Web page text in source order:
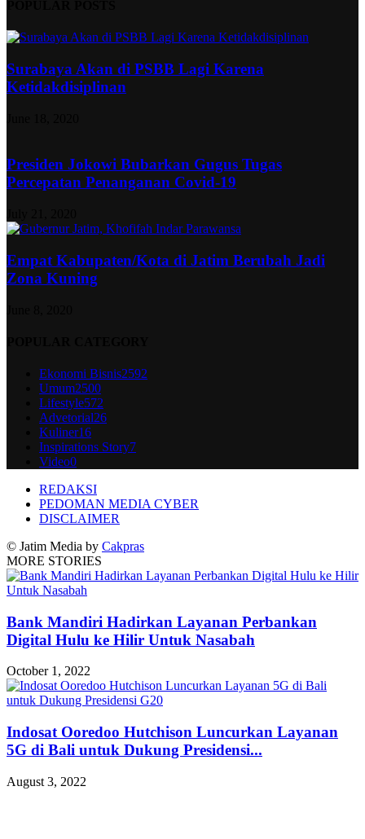
Surabaya Akan di PSBB Lagi Karena
Ketidakdisiplinan
Presiden Jokowi Bubarkan Gugus Tugas
Percepatan Penanganan Covid-19
Empat Kabupaten/Kota di Jatim Berubah Jadi
Zona Kuning
Ekonomi Bisnis2592
Umum2500
Lifestyle572
Advetorial26
Kuliner16
Inspirations Story7
Video0
REDAKSI
PEDOMAN MEDIA CYBER
DISCLAIMER
© Jatim Media by Cakpras
MORE STORIES
Bank Mandiri Hadirkan Layanan Perbankan
Digital Hulu ke Hilir Untuk Nasabah
October 1, 2022
Indosat Ooredoo Hutchison Luncurkan Layanan
5G di Bali untuk Dukung Presidensi...
August 3, 2022